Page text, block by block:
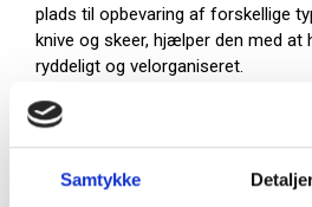
Samtykke
plads til opbevaring af forskellige
knive og skeer, hjælper den med at
ryddeligt og velorganiseret.